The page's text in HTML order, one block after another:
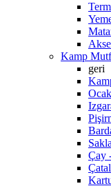
Kamp
geri
Çay